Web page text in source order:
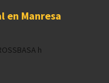
en Manresa
h